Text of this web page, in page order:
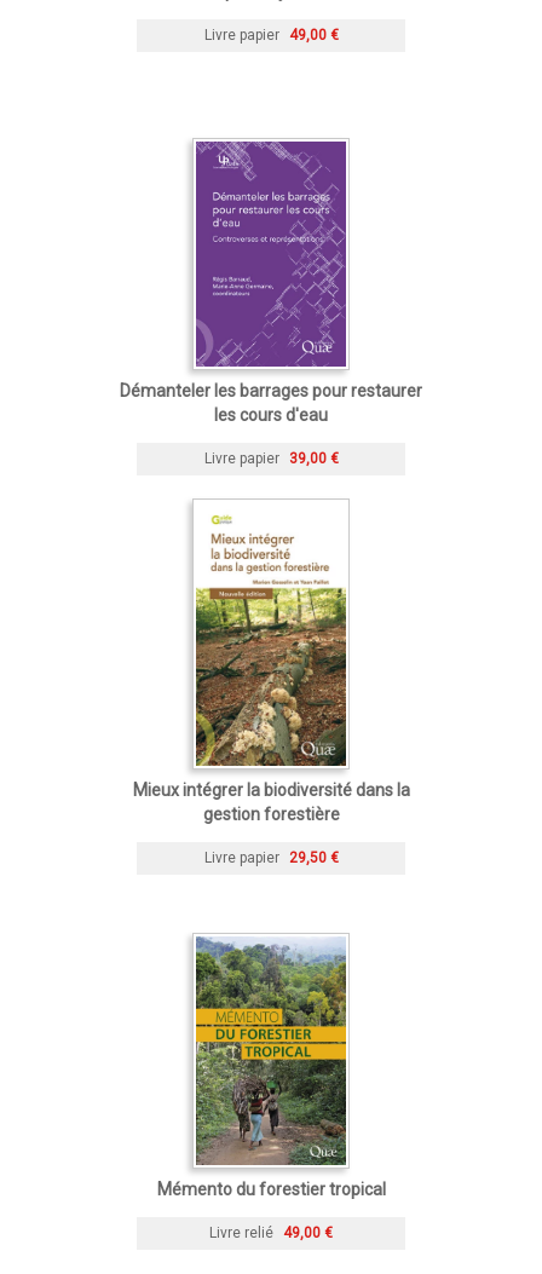
Livre papier 49,00 €
Démanteler les barrages pour restaurer
les cours d'eau
Livre papier 39,00 €
Mieux intégrer la biodiversité dans la
gestion forestière
Livre papier 29,50 €
Mémento du forestier tropical
Livre relié 49,00 €